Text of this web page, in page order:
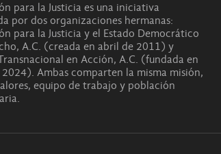
para la Justicia es una iniciativa
por dos organizaciones hermanas:
para la Justicia y el Estado Democrático
A.C. (creada en abril de 2011) y
en Acción, A.C. (fundada en
Ambas comparten la misma misión,
equipo de trabajo y población